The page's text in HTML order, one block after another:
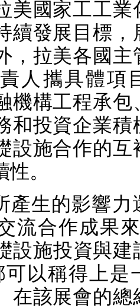
美國家工工業
續發展目標，
，拉美各國主
人攜具體項
機構工程承包
和投資企業積
設施合作的互
。
產生的影響力
流合作成果
設施投資與建
可以稱得上是
在該展會的總